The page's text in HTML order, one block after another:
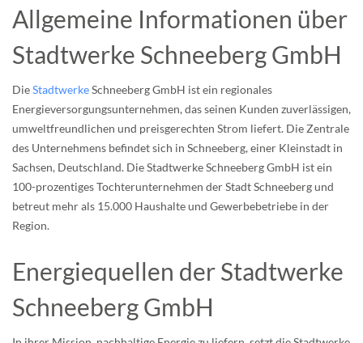
Allgemeine Informationen über
Stadtwerke Schneeberg GmbH
DieStadtwerkeSchneeberg GmbH ist ein regionales
Energieversorgungsunternehmen, das seinen Kunden zuverlässigen,
umweltfreundlichen und preisgerechten Strom liefert. Die Zentrale
des Unternehmens befindet sich in Schneeberg, einer Kleinstadt in
Sachsen, Deutschland. Die Stadtwerke Schneeberg GmbH ist ein
100-prozentiges Tochterunternehmen der Stadt Schneeberg und
betreut mehr als 15.000 Haushalte und Gewerbebetriebe in der
Region.
Energiequellen der Stadtwerke
Schneeberg GmbH